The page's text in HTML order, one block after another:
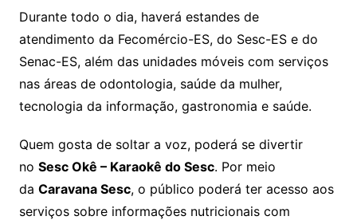
Durante todo o dia, haverá estandes de
atendimento da Fecomércio-ES, do Sesc-ES e do
Senac-ES, além das unidades móveis com serviços
nas áreas de odontologia, saúde da mulher,
tecnologia da informação, gastronomia e saúde.
Quem gosta de soltar a voz, poderá se divertir
no Sesc Okê – Karaokê do Sesc. Por meio
da Caravana Sesc, o público poderá ter acesso aos
serviços sobre informações nutricionais com